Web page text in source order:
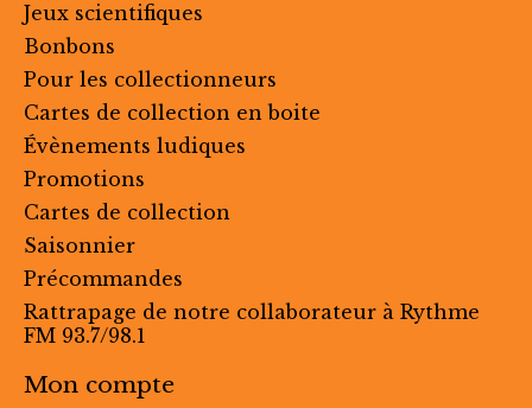
Jeux scientifiques
Bonbons
Pour les collectionneurs
Cartes de collection en boite
Évènements ludiques
Promotions
Cartes de collection
Saisonnier
Précommandes
Rattrapage de notre collaborateur à Rythme
FM 93.7/98.1
Mon compte